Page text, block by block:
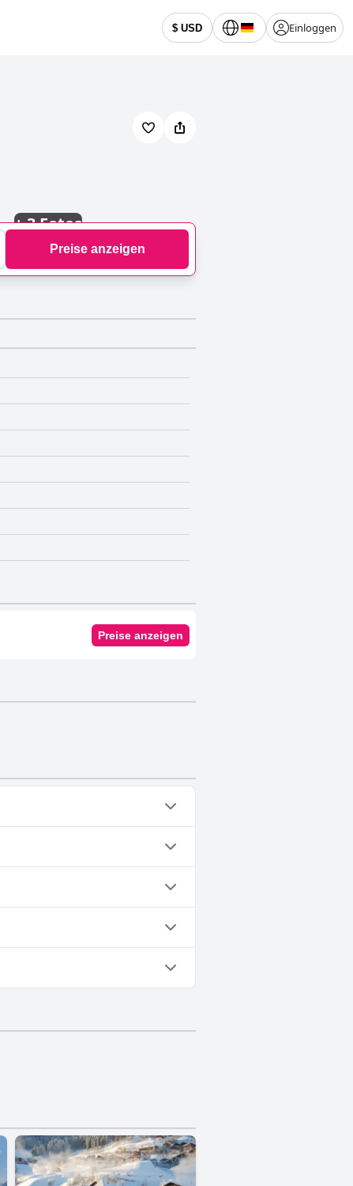
$ USD Einloggen
+3 Fotos
Preise anzeigen
Preise anzeigen